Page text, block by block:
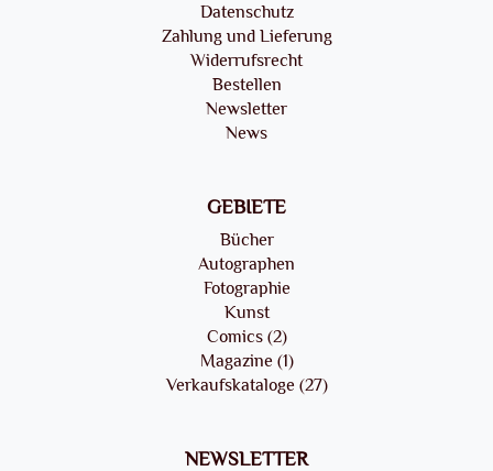
Datenschutz
Zahlung und Lieferung
Widerrufsrecht
Bestellen
Newsletter
News
GEBIETE
Bücher
Autographen
Fotographie
Kunst
Comics (2)
Magazine (1)
Verkaufskataloge (27)
NEWSLETTER